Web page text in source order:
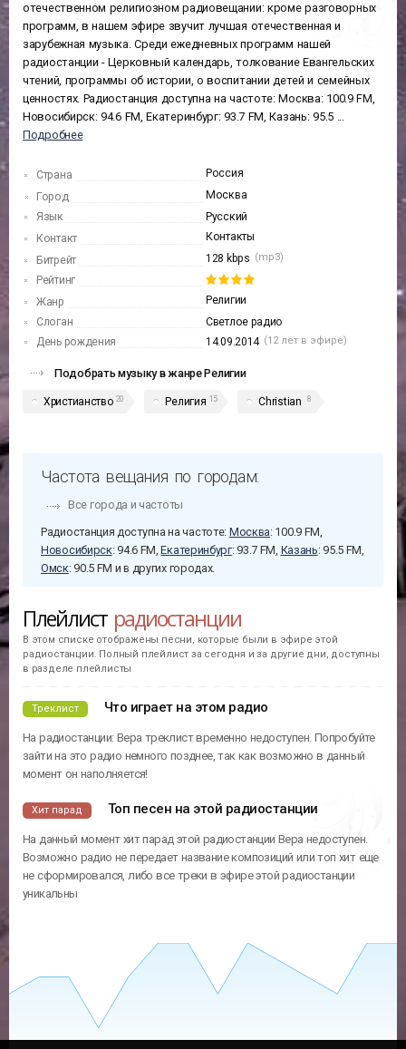
отечественном религиозном радиовещании: кроме разговорных
программ, в нашем эфире звучит лучшая отечественная и
зарубежная музыка. Среди ежедневных программ нашей
радиостанции - Церковный календарь, толкование Евангельских
чтений, программы об истории, о воспитании детей и семейных
ценностях. Радиостанция доступна на частоте: Москва: 100.9 FM,
Новосибирск: 94.6 FM, Екатеринбург: 93.7 FM, Казань: 95.5 ...
Подробнее
Страна
Россия
Город
Москва
Язык
Русский
Контакт
Контакты
Битрейт
128 kbps (mp3)
Рейтинг
Жанр
Религии
Слоган
Светлое радио
День рождения
14.09.2014 (12 лет в эфире)
Подобрать музыку в жанре Религии
Христианство 20 Религия 15 Christian 8
Частота вещания по городам:
Все города и частоты
Радиостанция доступна на частоте: Москва: 100.9 FM,
Новосибирск: 94.6 FM,Екатеринбург: 93.7 FM, Казань: 95.5 FM,
Омск: 90.5 FM и в других городах.
Плейлист радиостанции
В этом списке отображены песни, которые были в эфире этой
радиостанции. Полный плейлист за сегодня и за другие дни, доступны
в разделе плейлисты
Треклист Что играет на этом радио
На радиостанции: Вера треклист временно недоступен. Попробуйте
зайти на это радио немного позднее, так как возможно в данный
момент он наполняется!
Хит парад Топ песен на этой радиостанции
На данный момент хит парад этой радиостанции Вера недоступен.
Возможно радио не передает название композиций или топ хит еще
не сформировался, либо все треки в эфире этой радиостанции
уникальны